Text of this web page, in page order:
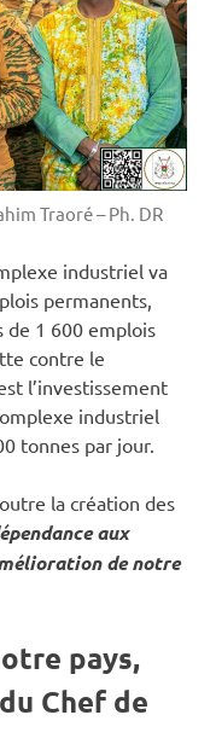
Traoré – Ph. DR
industriel va
permanents,
de 1 600 emplois
contre le
l’investissement
industriel
tonnes par jour.
la création des
aux
de notre
pays,
Chef de